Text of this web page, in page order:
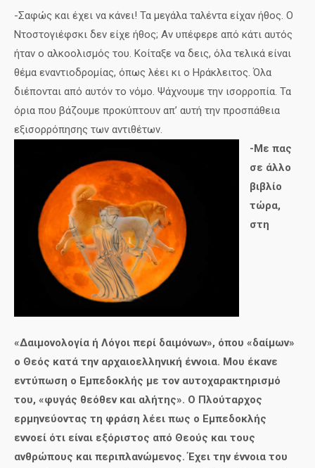
-Σαφώς και έχει να κάνει! Τα μεγάλα ταλέντα είχαν ήθος. Ο
Ντοστογιέφσκι δεν είχε ήθος; Αν υπέφερε από κάτι αυτός
ήταν ο αλκοολισμός του. Κοίταξε να δεις, όλα τελικά είναι
θέμα εναντιοδρομίας, όπως λέει κι ο Ηράκλειτος. Όλα
διέπονται από αυτόν το νόμο. Ψάχνουμε την ισορροπία. Τα
όρια που βάζουμε προκύπτουν απ’ αυτή την προσπάθεια
εξισορρόπησης των αντιθέτων.
-Με πας
σε άλλο
βιβλίο
τώρα,
στη
«Δαιμονολογία ή Λόγοι περί δαιμόνων», όπου «δαίμων»
ο Θεός κατά την αρχαιοελληνική έννοια. Μου έκανε
εντύπωση ο Εμπεδοκλής με τον αυτοχαρακτηρισμό
του, «φυγάς θεόθεν και αλήτης». Ο Πλούταρχος
ερμηνεύοντας τη φράση λέει πως ο Εμπεδοκλής
εννοεί ότι είναι εξόριστος από Θεούς και τους
ανθρώπους και περιπλανώμενος. Έχει την έννοια του